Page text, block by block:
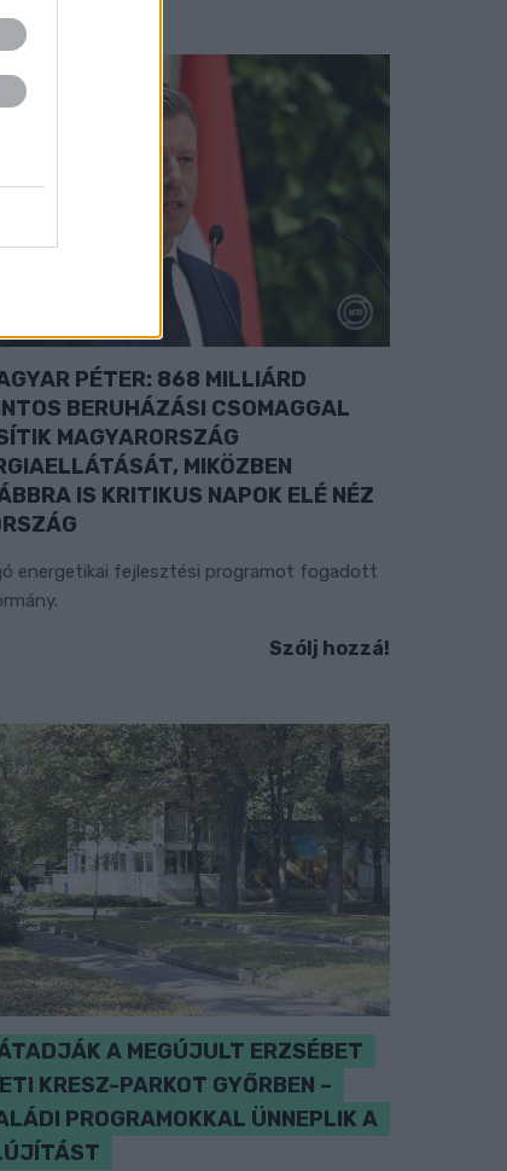
PÉTER: 868 MILLIÁRD
BERUHÁZÁSI CSOMAGGAL
MAGYARORSZÁG
MIKÖZBEN
IS KRITIKUS NAPOK ELÉ NÉZ
energetikai fejlesztési programot fogadott
Szólj hozzá!
A MEGÚJULT ERZSÉBET
KRESZ-PARKOT GYŐRBEN –
PROGRAMOKKAL ÜNNEPLIK A